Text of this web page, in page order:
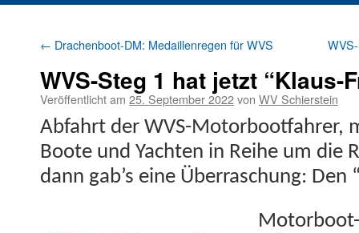
← Drachenboot-DM: Medaillenregen für WVS
WVS-Steg 1 hat jetzt “Klaus-
Veröffentlicht am 25. September 2022von WV Schierstein
Abfahrt der WVS-Motor­boot­fahrer,
Boote und Yacht­en in Rei­he um die
dann gab’s eine Über­raschung: Den